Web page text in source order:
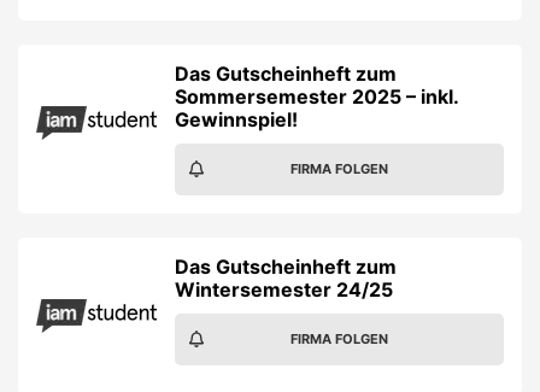
Das Gutscheinheft zum
Sommersemester 2025 – inkl.
Gewinnspiel!
FIRMA FOLGEN
Das Gutscheinheft zum
Wintersemester 24/25
FIRMA FOLGEN